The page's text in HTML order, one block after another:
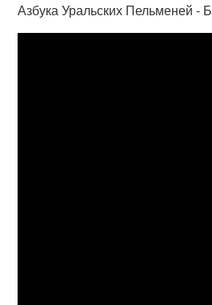
Азбука Уральских Пельменей - Б